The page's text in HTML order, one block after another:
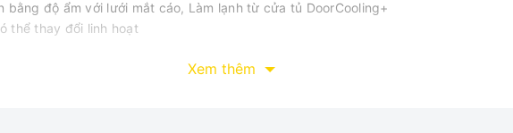
độ ẩm với lưới mắt cáo, Làm lạnh từ cửa tủ DoorCooling+
thể thay đổi linh hoạt
Xem thêm